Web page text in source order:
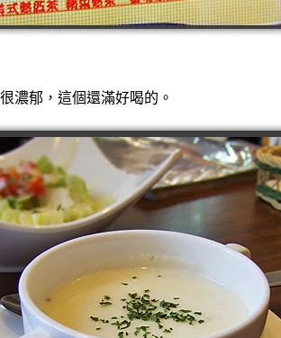
很濃郁，這個還滿好喝的。